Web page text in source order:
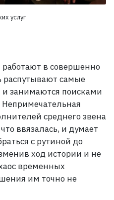
услуг
в совершенно
распутывают самые
занимаются поисками
среднего звена
ввязалась, и думает
с рутиной до
ход истории и не
временных
им точно не